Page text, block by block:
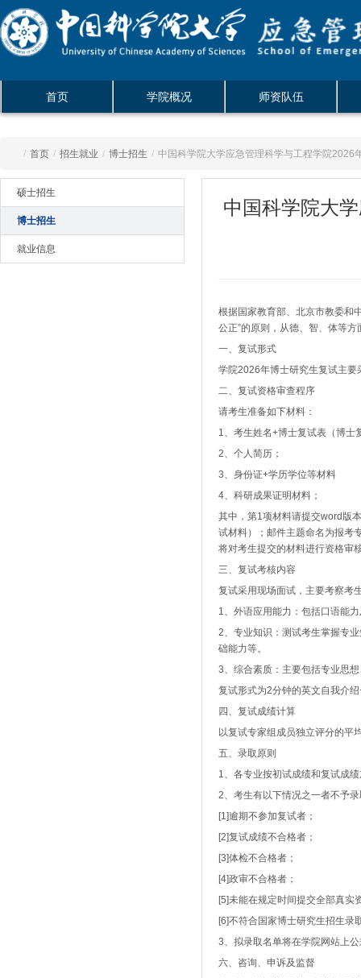
首页 学院概况 师资队伍
/ 首页 / 招生就业 / 博士招生 / 中国科学院大学应急管理科学与工程学院2026
硕士招生
博士招生
就业信息
中国科学院大
根据国家教育部、北京市教委和
公正”的原则，从德、智、体等
一、复试形式
学院2026年博士研究生复试主
二、复试资格审查程序
请考生准备如下材料：
1、考生姓名+博士复试表（博士
2、个人简历；
3、身份证+学历学位等材料
4、科研成果证明材料；
其中，第1项材料请提交word版
试材料）；邮件主题命名为报考
将对考生提交的材料进行资格审
三、复试考核内容
复试采用现场面试，主要考察考
1、外语应用能力：包括口语能
2、专业知识：测试考生掌握专
础能力等。
3、综合素质：主要包括专业思
复试形式为2分钟的英文自我介
四、复试成绩计算
以复试专家组成员独立评分的平
五、录取原则
1、各专业按初试成绩和复试成
2、考生有以下情况之一者不予
[1]逾期不参加复试者；
[2]复试成绩不合格者；
[3]体检不合格者；
[4]政审不合格者；
[5]未能在规定时间提交全部真实
[6]不符合国家博士研究生招生录
3、拟录取名单将在学院网站上
六、咨询、申诉及监督